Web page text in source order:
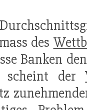
des
Banken
scheint der